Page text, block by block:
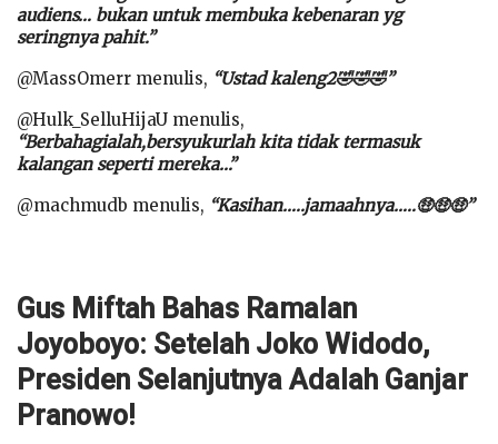
audiens… bukan untuk membuka kebenaran yg
seringnya pahit.”
@MassOmerr menulis, “Ustad kaleng2🤣🤣🤣”
@Hulk_SelluHijaU menulis,
“Berbahagialah,bersyukurlah kita tidak termasuk
kalangan seperti mereka…”
@machmudb menulis, “Kasihan…..jamaahnya…..🤑🤑🤑”
Gus Miftah Bahas Ramalan
Joyoboyo: Setelah Joko Widodo,
Presiden Selanjutnya Adalah Ganjar
Pranowo!